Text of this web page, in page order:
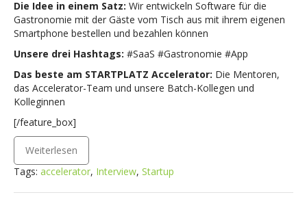
Die Idee in einem Satz: Wir entwickeln Software für die
Gastronomie mit der Gäste vom Tisch aus mit ihrem eigenen
Smartphone bestellen und bezahlen können
Unsere drei Hashtags: #SaaS #Gastronomie #App
Das beste am STARTPLATZ Accelerator: Die Mentoren,
das Accelerator-Team und unsere Batch-Kollegen und
Kolleginnen
[/feature_box]
Weiterlesen
Tags: accelerator, Interview, Startup